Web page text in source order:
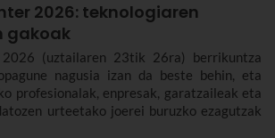
2026: teknologiaren
gakoak
2026 (uztailaren 23tik 26ra) berrikuntza
nagusia izan da beste behin, eta
profesionalak, enpresak, garatzaileak eta
urteetako joerei buruzko ezagutzak